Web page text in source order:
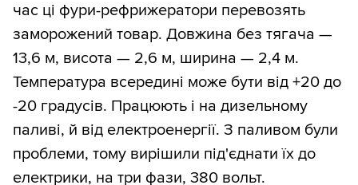
час ці фури-рефрижератори перевозять
заморожений товар. Довжина без тягача —
13,6 м, висота — 2,6 м, ширина — 2,4 м.
Температура всередині може бути від +20 до
-20 градусів. Працюють і на дизельному
паливі, й від електроенергії. З паливом були
проблеми, тому вирішили під'єднати їх до
електрики, на три фази, 380 вольт.